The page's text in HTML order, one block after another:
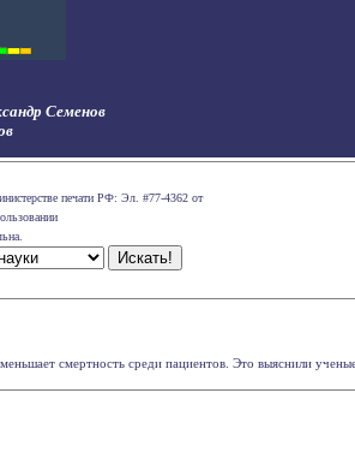
Семенов
печати РФ: Эл. #77-4362 от
смертность среди пациентов. Это выяснили ученые